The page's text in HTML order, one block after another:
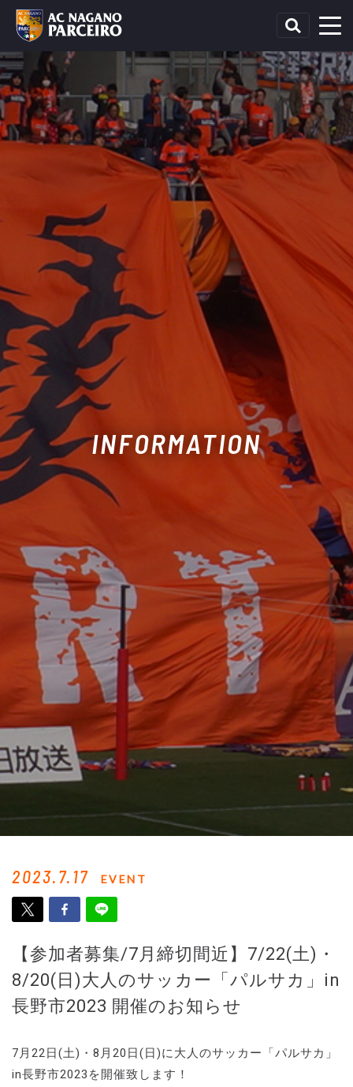
INFORMATION
2023.7.17 EVENT
【参加者募集/7月締切間近】7/22(土)・
8/20(日)大人のサッカー「パルサカ」in
長野市2023 開催のお知らせ
7月22日(土)・8月20日(日)に大人のサッカー「パルサカ」
in長野市2023を開催致します！